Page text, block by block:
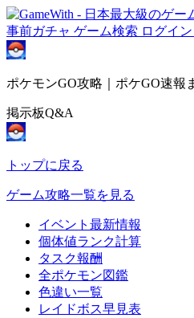
事前ガチャ ゲーム検索 ログイン
ポケモンGO攻略｜ポケGO速報
掲示板Q&A
トップに戻る
ゲーム攻略一覧を見る
イベント最新情報
個体値ランク計算
タスク報酬
全ポケモン図鑑
色違い一覧
レイドボス早見表